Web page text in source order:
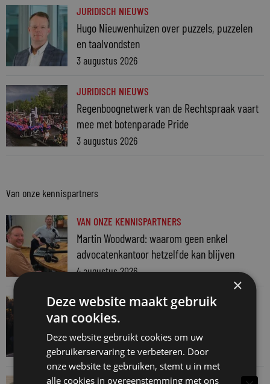
JURIDISCH NIEUWS
Hugo Nieuwenhuizen over puzzels, puzzelen
en taalvondsten
3 augustus 2026
JURIDISCH NIEUWS
Regenboognetwerk van de Rechtspraak vaart
mee met botenparade Pride
3 augustus 2026
Van onze kennispartners
VAN ONZE KENNISPARTNERS
Martin Woodward: waarom geen enkel
advocatenkantoor hetzelfde kan blijven
4 augustus 2026
VAN ONZE KENNISPARTNERS
Waarom standaard carrièrepaden talent
kosten
31 juli 2026
×
Deze website maakt gebruik
van cookies.
Deze website gebruikt cookies om uw
gebruikerservaring te verbeteren. Door
onze website te gebruiken, stemt u in met
alle cookies in overeenstemming met ons